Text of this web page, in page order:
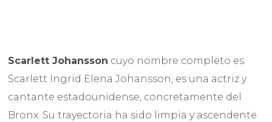
Scarlett Johansson cuyo nombre completo es
Scarlett Ingrid Elena Johansson, es una actriz y
cantante estadounidense, concretamente del
Bronx. Su trayectoria ha sido limpia y ascendente.